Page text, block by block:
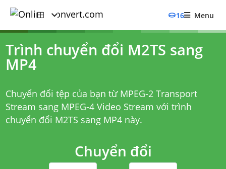
16 Menu
Trình chuyển đổi M2TS sang
MP4
Chuyển đổi tệp của bạn từ MPEG-2 Transport
Stream sang MPEG-4 Video Stream với trình
chuyển đổi M2TS sang MP4này.
Chuyển đổi